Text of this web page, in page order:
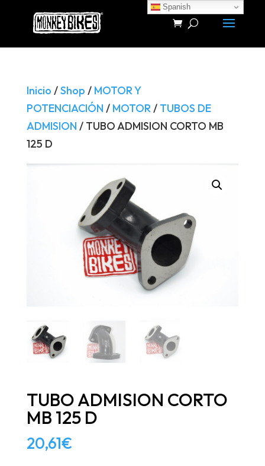
Búsqueda
productos
Inicio /Shop / MOTOR Y
POTENCIACIÓN / MOTOR/ TUBOS DE
ADMISION / TUBO ADMISION CORTO MB
125 D
TUBO ADMISION CORTO
MB 125 D
20,61€
Spanish